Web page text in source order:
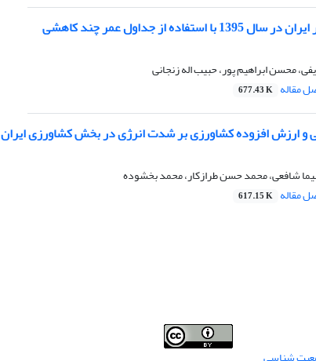
از جداول عمر چند کاهشی
محسن ابراهیم پور، حبیب اله زنجانی
مقاله 677.43 K
و ارزش افزوده کشاورزی بر شدت انرژی در بخش کشاورزی ایران
شافعی، محمد حسن طرازکار، محمد بخشوده
مقاله 617.15 K